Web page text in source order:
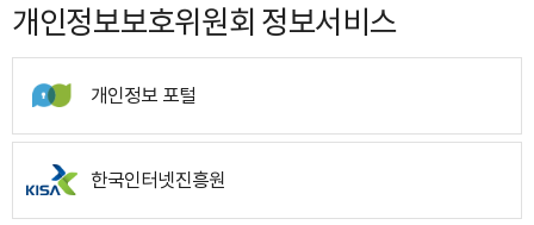
개인정보보호위원회 정보서비스
개인정보 포털
한국인터넷진흥원